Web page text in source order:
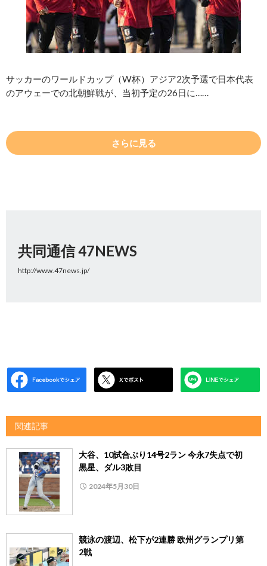
サッカーのワールドカップ（W杯）アジア2次予選で日本代表
のアウェーでの北朝鮮戦が、当初予定の26日に……
さらに見る
共同通信 47NEWS
http://www.47news.jp/
関連記事
大谷、10試合ぶり14号2ラン 今永7失点で初
黒星、ダル3敗目
2024年5月30日
競泳の渡辺、松下が2連勝 欧州グランプリ第
2戦